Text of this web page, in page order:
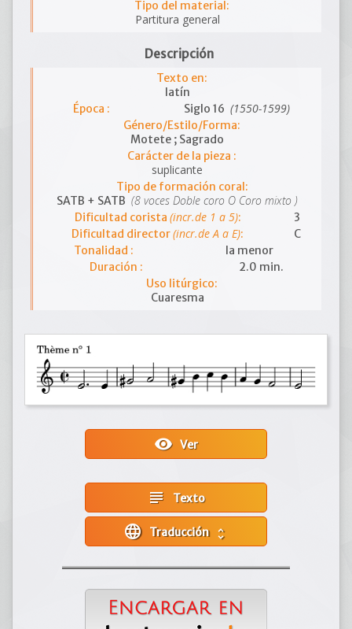
Tipo del material:
Partitura general
Descripción
Texto en:
latín
Época :
Siglo 16 (1550-1599)
Género/Estilo/Forma:
Motete ; Sagrado
Carácter de la pieza :
suplicante
Tipo de formación coral:
SATB + SATB (8 voces Doble coro O Coro mixto )
Dificultad corista (incr.de 1 a 5):
3
Dificultad director(incr.de A a E):
C
Tonalidad :
la menor
Duración :
2.0 min.
Uso litúrgico:
Cuaresma
visibility Ver
subject Texto
language unfold_more